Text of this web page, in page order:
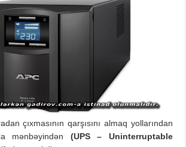
çıxmasının qarşısını almaq yollarından
mənbəyindən (UPS – Uninterruptable